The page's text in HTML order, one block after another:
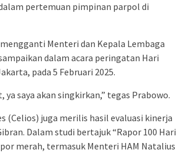
pertemuan pimpinan parpol di
Menteri dan Kepala Lembaga
dalam acara peringatan Hari
pada 5 Februari 2025.
saya akan singkirkan,” tegas Prabowo.
(Celios) juga merilis hasil evaluasi kinerja
Dalam studi bertajuk “Rapor 100 Hari
merah, termasuk Menteri HAM Natalius